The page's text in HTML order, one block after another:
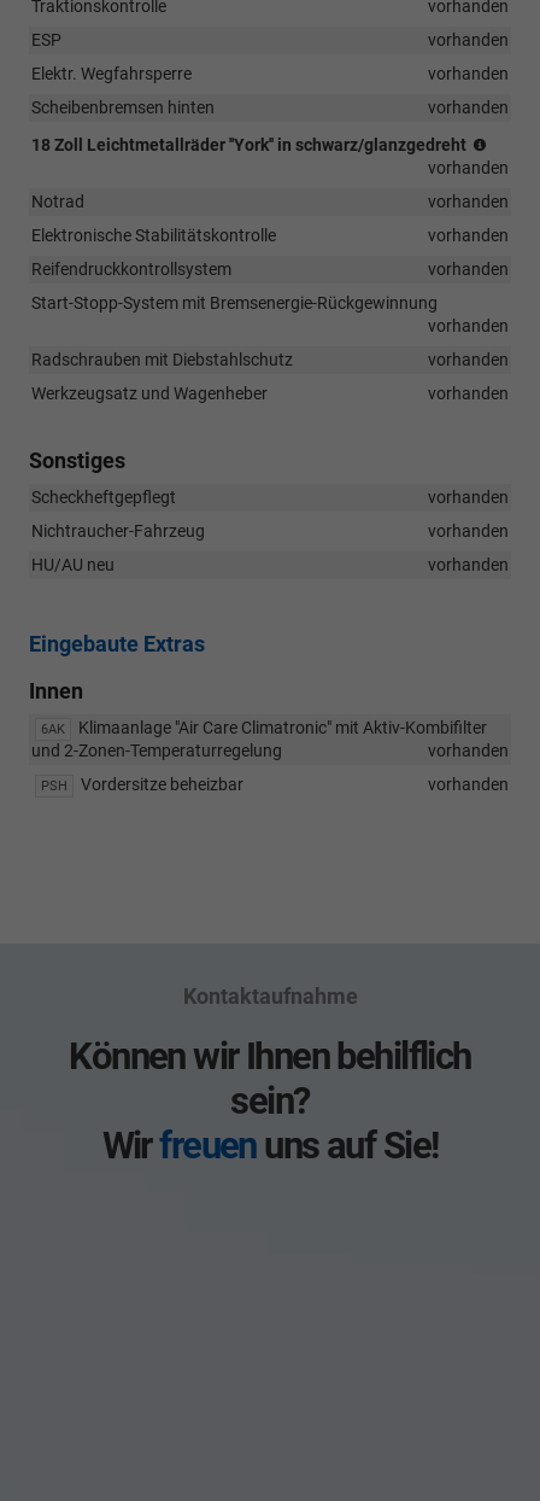
Traktionskontrolle
vorhanden
ESP
vorhanden
Elektr. Wegfahrsperre
vorhanden
Scheibenbremsen hinten
vorhanden
18 Zoll Leichtmetallräder ''York'' in schwarz/glanzgedreht
215/
vorhanden
Notrad
vorhanden
Elektronische Stabilitätskontrolle
vorhanden
Reifendruckkontrollsystem
vorhanden
Start-Stopp-System mit Bremsenergie-Rückgewinnung
vorhanden
Radschrauben mit Diebstahlschutz
vorhanden
Werkzeugsatz und Wagenheber
vorhanden
Sonstiges
Scheckheftgepflegt
vorhanden
Nichtraucher-Fahrzeug
vorhanden
HU/AU neu
vorhanden
Eingebaute Extras
Innen
6AK
Klimaanlage "Air Care Climatronic" mit Aktiv-Kombifilter
und 2-Zonen-Temperaturregelung
vorhanden
PSH Vordersitze beheizbar vorhanden
Kontaktaufnahme
Können wir Ihnen behilflich
sein?
Wirfreuenuns auf Sie!